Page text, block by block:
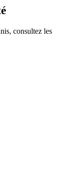
, consultez les